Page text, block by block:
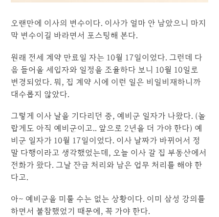
오랜만에 이사의 변수이다. 이사가 얼마 안 남았으니 마지
막 변수이길 바라면서 포스팅해 본다.
원래 전세 계약 만료일 자는 10월 17일이었다. 그런데 다
음 들어올 세입자와 일정을 조율하다 보니 10월 10일로
변경되었다. 뭐, 집 계약 시에 이런 일은 비일비재하니까
대수롭지 않았다.
그렇게 이사 날을 기다리던 중, 예비군 일자가 나왔다. (놀
랍게도 아직 예비군이고.. 앞으로 2년을 더 가야 한다) 예
비군 일자가 10월 17일이었다. 이사 날짜가 바뀌어서 정
말 다행이라고 생각했었는데, 오늘 이사 갈 집 부동산에서
전화가 왔다. 그날 잔금 처리와 남은 업무 처리를 해야 한
다고.
아~ 예비군을 미룰 수는 없는 상황이다. 이미 삼성 강의를
하면서 불참했었기 때문에, 꼭 가야 한다.